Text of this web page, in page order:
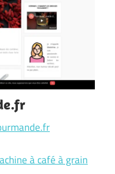
à café à grain